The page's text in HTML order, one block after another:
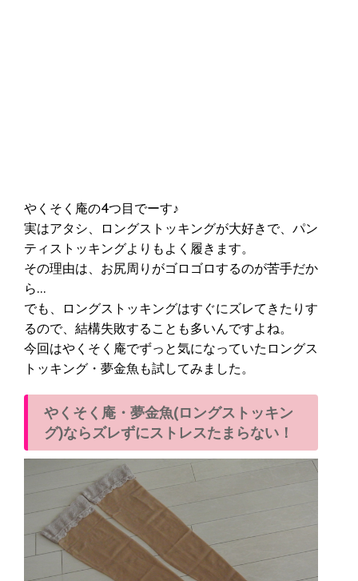
やくそく庵の4つ目でーす♪
実はアタシ、ロングストッキングが大好きで、パン
ティストッキングよりもよく履きます。
その理由は、お尻周りがゴロゴロするのが苦手だか
ら…
でも、ロングストッキングはすぐにズレてきたりす
るので、結構失敗することも多いんですよね。
今回はやくそく庵でずっと気になっていたロングス
トッキング・夢金魚も試してみました。
やくそく庵・夢金魚(ロングストッキン
グ)ならズレずにストレスたまらない！